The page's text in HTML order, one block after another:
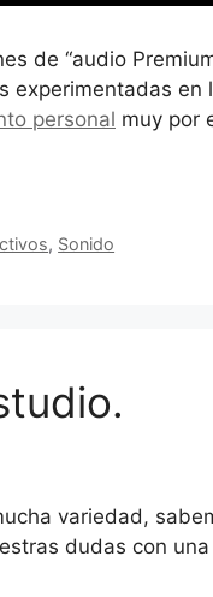
de “audio
experimentadas
personal muy por
, Sonido
variedad,
dudas con